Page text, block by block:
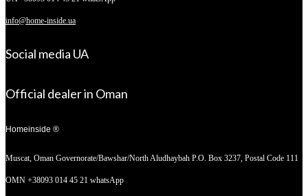
info@home-inside.ua
Social media UA
Official dealer in Oman
Homeinside ®
Muscat, Oman Governorate/Bawshar/North Aludhaybah P.O. Box 3237, Postal Code 111
OMN +38093 014 45 21 whatsApp